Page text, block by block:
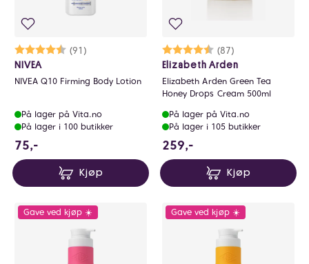
Karakter:
(91)
4.6 av 5 mulige
NIVEA
NIVEA Q10 Firming Body Lotion
På lager på Vita.no
På lager i 100 butikker
75,-
Kjøp
Karakter:
(87)
4.7 av 5 mulige
Elizabeth Arden
Elizabeth Arden Green Tea
Honey Drops Cream 500ml
På lager på Vita.no
På lager i 105 butikker
259,-
Kjøp
Gave ved kjøp ☀️ Gave ved kjøp ☀️